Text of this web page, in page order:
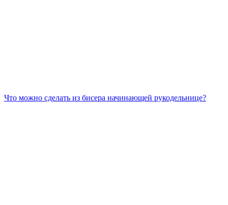
Что можно сделать из бисера начинающей рукодельнице?